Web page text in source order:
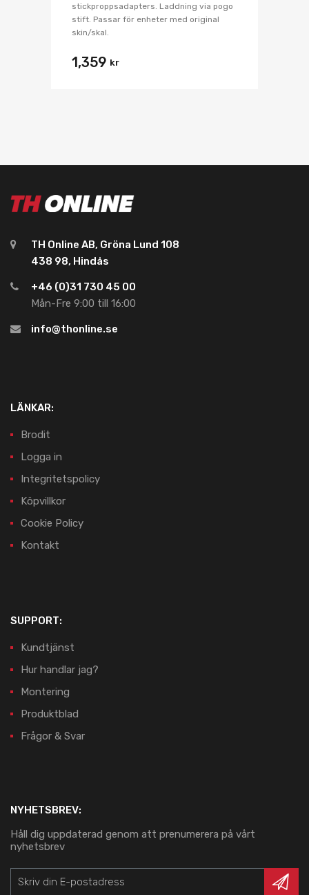
stickproppsadapters. Laddning via pogo
stift. Passar för enheter med original
skin/skal.
1,359 kr
TH Online AB, Gröna Lund 108
438 98, Hindås
+46 (0)31 730 45 00
Mån-Fre 9:00 till 16:00
info@thonline.se
LÄNKAR:
Brodit
Logga in
Integritetspolicy
Köpvillkor
Cookie Policy
Kontakt
SUPPORT:
Kundtjänst
Hur handlar jag?
Montering
Produktblad
Frågor & Svar
NYHETSBREV:
Håll dig uppdaterad genom att prenumerera på vårt
nyhetsbrev